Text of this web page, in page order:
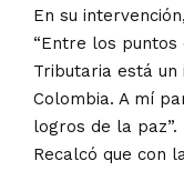
En su
“Entre los puntos
Tributaria está
Colombia. A mí
logros de la paz”.
Recalcó que con